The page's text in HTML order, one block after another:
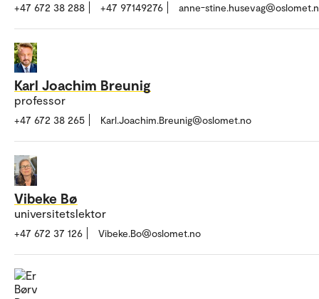
+47 672 38 288 +47 97149276 anne-
Karl Joachim Breunig
professor
+47 672 38 265 Karl.Joachim.Breunig@oslomet.no
Vibeke Bø
universitetslektor
+47 672 37 126 Vibeke.Bo@oslomet.no